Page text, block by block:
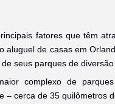
fatores que têm
aluguel de casas em
seus parques de diversão
complexo de
– cerca de 35 quilômetros